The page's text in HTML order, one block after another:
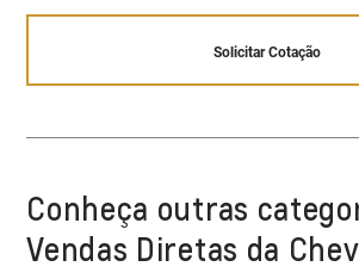
Solicitar Cotação
Conheça outras
Vendas Diretas da